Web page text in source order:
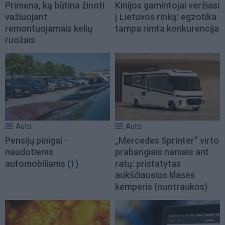
Primena, ką būtina žinoti
važiuojant
remontuojamais kelių
ruožais
Kinijos gamintojai veržiasi
į Lietuvos rinką: egzotika
tampa rimta konkurencija
Auto
Pensijų pinigai -
naudotiems
automobiliams (1)
Auto
„Mercedes Sprinter“ virto
prabangiais namais ant
ratų: pristatytas
aukščiausios klasės
kemperis (nuotraukos)